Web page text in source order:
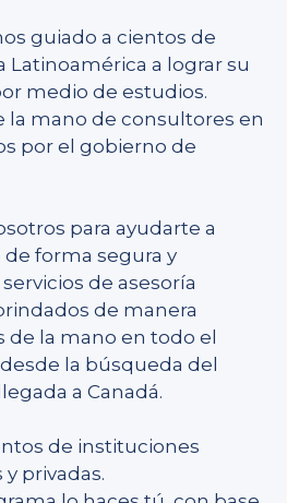
guiado a cientos de
a lograr su
medio de estudios.
la mano de consultores en
por el gobierno de
para ayudarte a
forma segura y
de asesoría
de manera
de la mano en todo el
la búsqueda del
a Canadá.
de instituciones
privadas.